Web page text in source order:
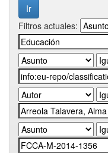
Filtros actuales: